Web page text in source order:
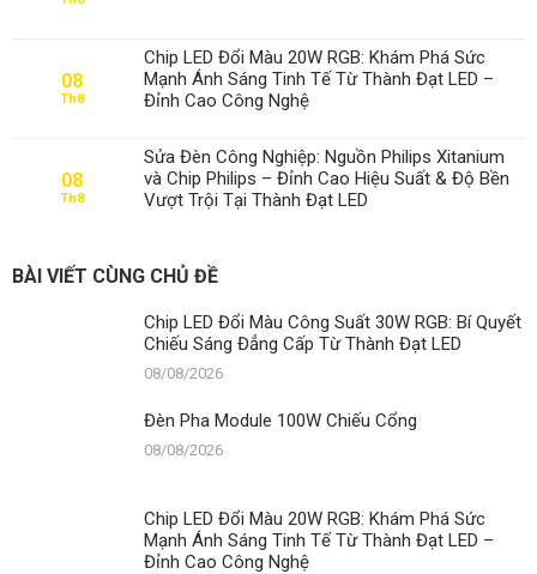
100W
Chiếu
Cổng
08
Th8
Chip LED Đổi Màu 20W RGB: Khám Phá Sức
Mạnh Ánh Sáng Tinh Tế Từ Thành Đạt LED –
Đỉnh Cao Công Nghệ
08
Th8
Sửa Đèn Công Nghiệp: Nguồn Philips Xitanium
và Chip Philips – Đỉnh Cao Hiệu Suất & Độ Bền
Vượt Trội Tại Thành Đạt LED
BÀI VIẾT CÙNG CHỦ ĐỀ
Chip LED Đổi Màu Công Suất 30W RGB: Bí Quyết
Chiếu Sáng Đẳng Cấp Từ Thành Đạt LED
08/08/2026
Đèn Pha Module 100W Chiếu Cổng
08/08/2026
Chip LED Đổi Màu 20W RGB: Khám Phá Sức
Mạnh Ánh Sáng Tinh Tế Từ Thành Đạt LED –
Đỉnh Cao Công Nghệ